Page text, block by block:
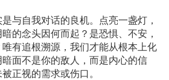
与自我对话的良机。点亮一盏灯，
的念头因何而起？是恐惧、不安，
有追根溯源，我们才能从根本上化
面不是你的敌人，而是内心的信
正视的需求或伤口。